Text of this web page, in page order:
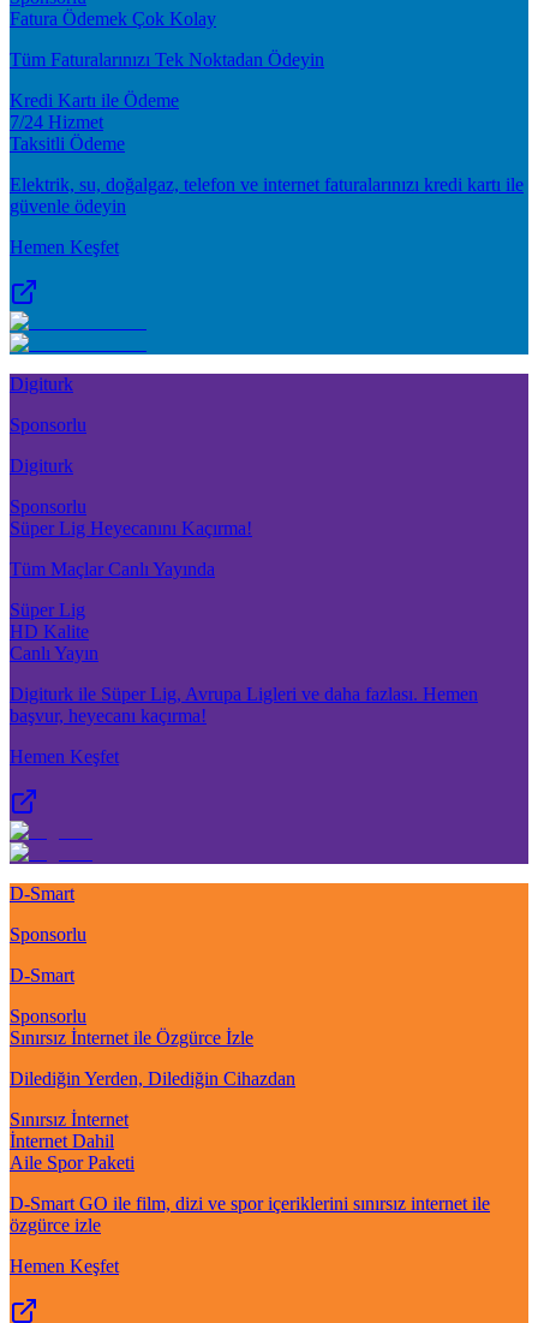
Fatura Ödemek Çok Kolay
Tüm Faturalarınızı Tek Noktadan Ödeyin
Kredi Kartı ile Ödeme
7/24 Hizmet
Taksitli Ödeme
Elektrik, su, doğalgaz, telefon ve internet faturalarınızı kredi kartı ile
güvenle ödeyin
Hemen Keşfet
Digiturk
Sponsorlu
Digiturk
Sponsorlu
Süper Lig Heyecanını Kaçırma!
Tüm Maçlar Canlı Yayında
Süper Lig
HD Kalite
Canlı Yayın
Digiturk ile Süper Lig, Avrupa Ligleri ve daha fazlası. Hemen
başvur, heyecanı kaçırma!
Hemen Keşfet
D-Smart
Sponsorlu
D-Smart
Sponsorlu
Sınırsız İnternet ile Özgürce İzle
Dilediğin Yerden, Dilediğin Cihazdan
Sınırsız İnternet
İnternet Dahil
Aile Spor Paketi
D-Smart GO ile film, dizi ve spor içeriklerini sınırsız internet ile
özgürce izle
Hemen Keşfet